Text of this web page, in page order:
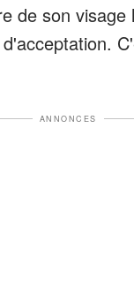
de son visage
ANNONCES